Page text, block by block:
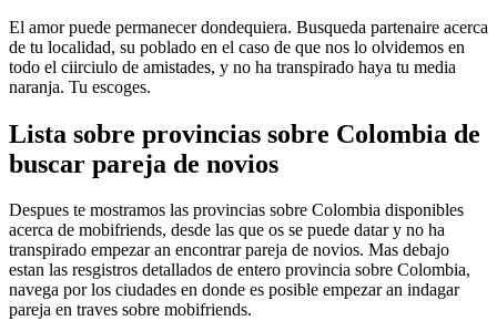
El amor puede permanecer dondequiera. Busqueda partenaire acerca
de tu localidad, su poblado en el caso de que nos lo olvidemos en
todo el ci­irciulo de amistades, y no ha transpirado haya tu media
naranja. Tu escoges.
Lista sobre provincias sobre Colombia de
buscar pareja de novios
Despues te mostramos las provincias sobre Colombia disponibles
acerca de mobifriends, desde las que os se puede datar y no ha
transpirado empezar an encontrar pareja de novios. Mas debajo
estan las resgistros detallados de entero provincia sobre Colombia,
navega por los ciudades en donde es posible empezar an indagar
pareja en traves sobre mobifriends.